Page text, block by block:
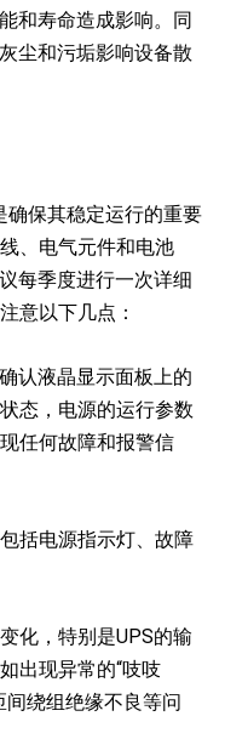
和寿命造成影响。同
尘和污垢影响设备散
确保其稳定运行的重要
、电气元件和电池
每季度进行一次详细
意以下几点：
认液晶显示面板上的
态，电源的运行参数
任何故障和报警信
括电源指示灯、故障
化，特别是UPS的输
出现异常的“吱吱
间绕组绝缘不良等问